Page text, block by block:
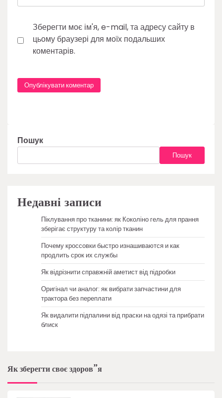
Зберегти моє ім'я, e-mail, та адресу сайту в
цьому браузері для моїх подальших
коментарів.
Пошук
Пошук
Недавні записи
Піклування про тканини: як Коколіно гель для прання
зберігає структуру та колір тканин
Почему кроссовки быстро изнашиваются и как
продлить срок их службы
Як відрізнити справжній аметист від підробки
Оригінал чи аналог: як вибрати запчастини для
трактора без переплати
Як видалити підпалини від праски на одязі та прибрати
блиск
Як зберегти своє здоров”я